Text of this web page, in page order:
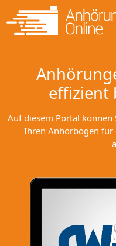
effizient
Auf diesem Portal können
Ihren Anhörbogen für